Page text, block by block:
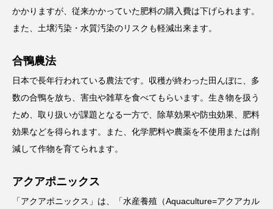
かかりますが、従来かかっていた肥料の購入費は下げられます。
また、土壌汚染・水質汚染のリスクも軽減出来ます。
合鴨農法
日本で長年行われている農法です。収穫が終わった田んぼに、多
数の合鴨を放ち、害虫や雑草を食べてもらいます。生き物を扱う
ため、取り扱いが課題となる一方で、除草効果や防虫効果、肥料
効果などを得られます。また、化学肥料や農薬を不使用または削
減して作物を育てられます。
アクアポニックス
「アクアポニックス」は、「水産養殖（Aquaculture=アクアカル